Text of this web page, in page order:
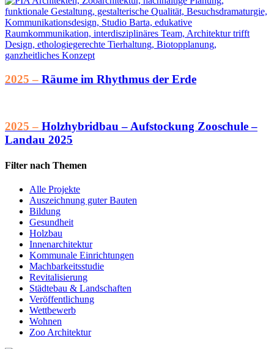
2025 – Räume im Rhythmus der Erde
2025 – Holzhybridbau – Aufstockung Zooschule –
Landau 2025
Filter nach Themen
Alle Projekte
Auszeichnung guter Bauten
Bildung
Gesundheit
Holzbau
Innenarchitektur
Kommunale Einrichtungen
Machbarkeitsstudie
Revitalisierung
Städtebau & Landschaften
Veröffentlichung
Wettbewerb
Wohnen
Zoo Architektur